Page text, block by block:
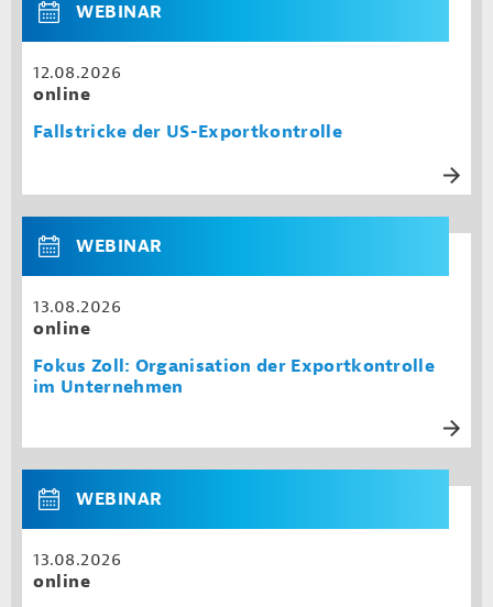
WEBINAR
12.08.2026
online
Fallstricke der US-Exportkontrolle
WEBINAR
13.08.2026
online
Fokus Zoll: Organisation der Exportkontrolle
im Unternehmen
WEBINAR
13.08.2026
online